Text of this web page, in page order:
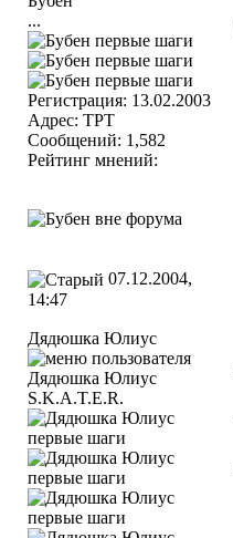
...
Регистрация: 13.02.2003
Адрес: TPT
Сообщений: 1,582
Рейтинг мнений:
07.12.2004,
14:47
Дядюшка Юлиус
S.K.A.T.E.R.